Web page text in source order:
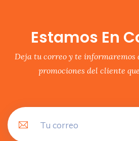
Estamos En
Deja tu correo y te informaremos
promociones del cliente